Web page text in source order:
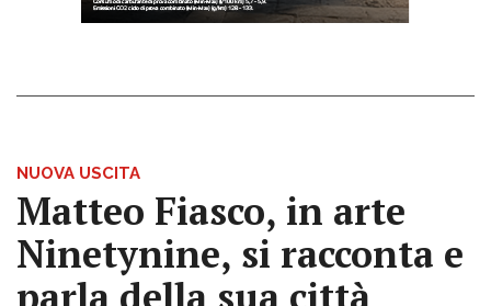
NUOVA USCITA
Matteo Fiasco, in arte
Ninetynine, si racconta e